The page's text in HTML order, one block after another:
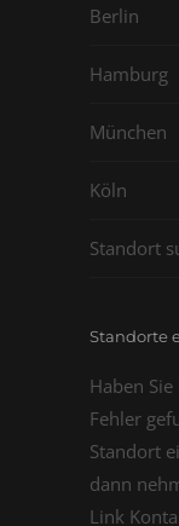
Berlin
Hamburg
München
Köln
Standort
Standorte
Haben
Fehler
Standort
dann
Link